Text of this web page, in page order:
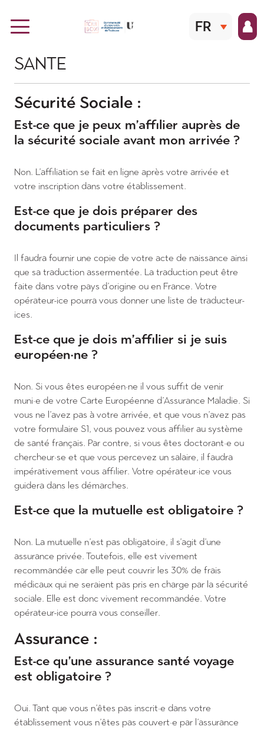
FR
FAQ
Logement
Transport
Santé
Vie quotidienne
Départ
SANTE
Sécurité Sociale :
Est-ce que je peux m’affilier auprès de
la sécurité sociale avant mon arrivée ?
Non. L’affiliation se fait en ligne après votre arrivée et
votre inscription dans votre établissement.
Est-ce que je dois préparer des
documents particuliers ?
Il faudra fournir une copie de votre acte de naissance ainsi
que sa traduction assermentée. La traduction peut être
faite dans votre pays d’origine ou en France. Votre
opérateur-ice pourra vous donner une liste de traducteur-
ices.
Est-ce que je dois m’affilier si je suis
européen·ne ?
Non. Si vous êtes européen·ne il vous suffit de venir
muni·e de votre Carte Européenne d’Assurance Maladie. Si
vous ne l’avez pas à votre arrivée, et que vous n’avez pas
votre formulaire S1, vous pouvez vous affilier au système
de santé français. Par contre, si vous êtes doctorant·e ou
chercheur·se et que vous percevez un salaire, il faudra
impérativement vous affilier. Votre opérateur·ice vous
guidera dans les démarches.
Est-ce que la mutuelle est obligatoire ?
Non. La mutuelle n’est pas obligatoire, il s’agit d’une
assurance privée. Toutefois, elle est vivement
recommandée car elle peut couvrir les 30% de frais
médicaux qui ne seraient pas pris en charge par la sécurité
sociale. Elle est donc vivement recommandée. Votre
opérateur-ice pourra vous conseiller.
Assurance :
Est-ce qu’une assurance santé voyage
est obligatoire ?
Oui. Tant que vous n’êtes pas inscrit·e dans votre
établissement vous n’êtes pas couvert·e par l’assurance